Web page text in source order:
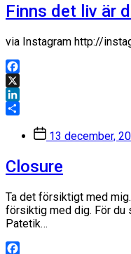
Finns det liv är
via Instagram http://
Facebook
X
LinkedIn
Inläggsdatum
13 december,
Closure
Ta det försiktigt med
försiktig med dig. För du
Patetik…